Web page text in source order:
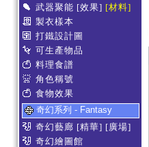
武器聚能 [效果] [材料]
製衣樣本
打鐵設計圖
可生產物品
料理食譜
角色稱號
食物效果
奇幻系列 - Fantasy
奇幻藝廊 [精華] [廣場]
奇幻繪圖館